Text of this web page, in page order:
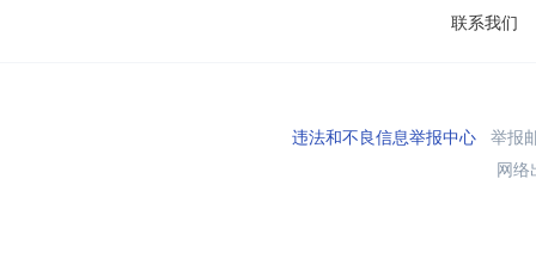
联系我们
违法和不良信息举报中心举报
网